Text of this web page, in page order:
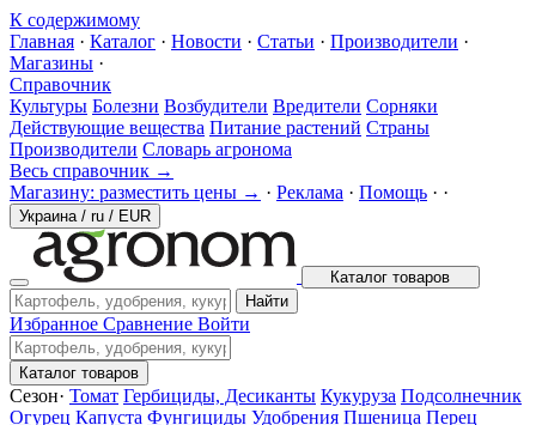
К содержимому
Главная · Каталог · Новости · Статьи · Производители ·
Магазины ·
Справочник
Культуры Болезни Возбудители Вредители Сорняки
Действующие вещества Питание растений Страны
Производители Словарь агронома
Весь справочник →
Магазину: разместить цены → · Реклама · Помощь · ·
Украина / ru / EUR
Каталог товаров
Найти
Избранное Сравнение Войти
Каталог товаров
Сезон· Томат Гербициды, Десиканты Кукуруза Подсолнечник
Огурец Капуста Фунгициды Удобрения Пшеница Перец